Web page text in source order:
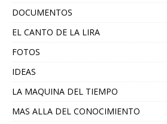
DOCUMENTOS
EL CANTO DE LA LIRA
FOTOS
IDEAS
LA MAQUINA DEL TIEMPO
MAS ALLA DEL CONOCIMIENTO